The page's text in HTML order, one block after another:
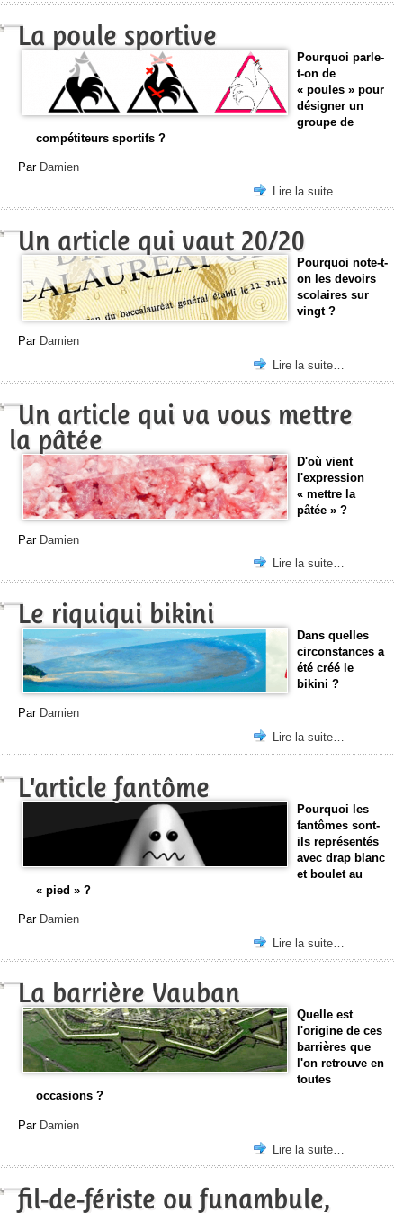
La poule sportive
Pourquoi parle-
t-on de
« poules » pour
désigner un
groupe de
compétiteurs sportifs ?
Par Damien
Lire la suite…
Un article qui vaut 20/20
Pourquoi note-t-
on les devoirs
scolaires sur
vingt ?
Par Damien
Lire la suite…
Un article qui va vous mettre
la pâtée
D'où vient
l'expression
« mettre la
pâtée » ?
Par Damien
Lire la suite…
Le riquiqui bikini
Dans quelles
circonstances a
été créé le
bikini ?
Par Damien
Lire la suite…
L'article fantôme
Pourquoi les
fantômes sont-
ils représentés
avec drap blanc
et boulet au
« pied » ?
Par Damien
Lire la suite…
La barrière Vauban
Quelle est
l'origine de ces
barrières que
l'on retrouve en
toutes
occasions ?
Par Damien
Lire la suite…
fil-de-fériste ou funambule,